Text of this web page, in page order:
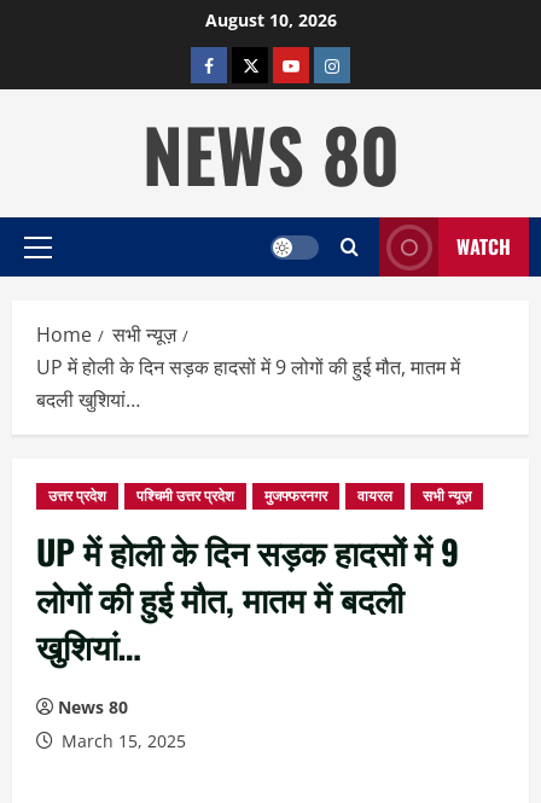
August 10, 2026
facebooktwitterYOUTUBE
instagram
NEWS 80
Primary
WATCH
Home
सभी न्यूज़
UP में होली के दिन सड़क हादसों में 9 लोगों की हुई मौत, मातम में
बदली खुशियां…
उत्तर प्रदेश पश्चिमी उत्तर प्रदेश मुजफ्फरनगर वायरल सभी न्यूज़
UP में होली के दिन सड़क हादसों में 9
लोगों की हुई मौत, मातम में बदली
खुशियां…
News 80
March 15, 2025